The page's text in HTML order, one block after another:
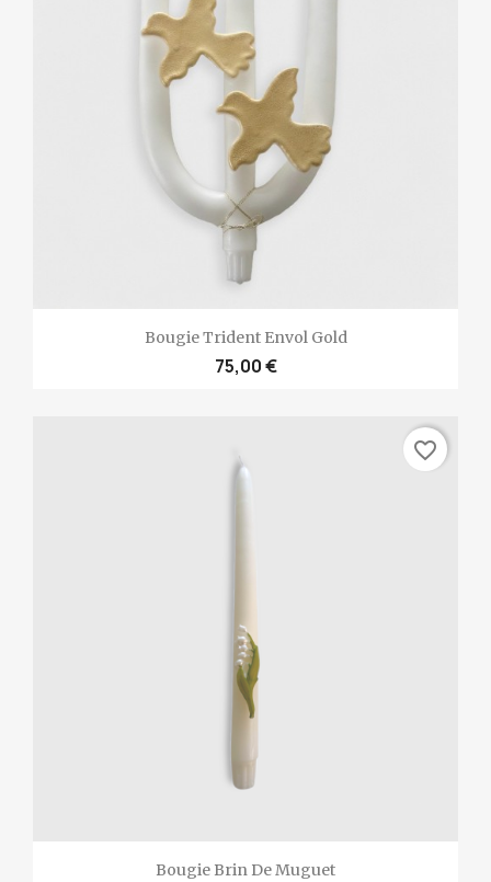
Bougie Trident Envol Gold
75,00 €
Bougie Brin De Muguet
favorite_border